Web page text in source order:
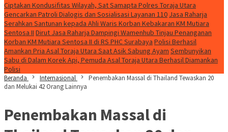
Ciptakan Kondusifitas Wilayah, Sat Samapta Polres Toraja Utara
Gencarkan Patroli Dialogis dan Sosialisasi Layanan 110 Jasa Raharja
Serahkan Santunan kepada Ahli Waris Korban Kebakaran KM Mutiara
Sentosa II Dirut Jasa Raharja Dampingi Wamenhub Tinjau Penanganan
Korban KM Mutiara Sentosa II di RS PHC Surabaya Polisi Berhasil
Amankan Pria Asal Toraja Utara Saat Asik Sabung Ayam Sembunyikan
Sabu di Dalam Korek Api, Pemuda Asal Toraja Utara Berhasil Diamankan
Polisi
Beranda Internasional
Penembakan Massal di Thailand Tewaskan 20
dan Melukai 42 Orang Lainnya
Penembakan Massal di